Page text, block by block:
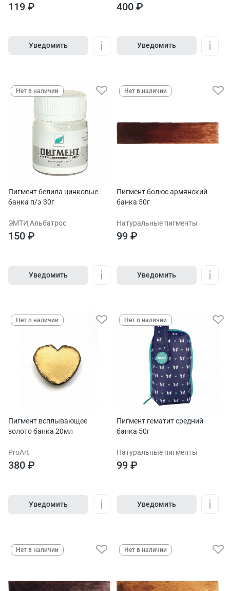
119 ₽
Уведомить
400 ₽
Уведомить
Нет в наличии
Пигмент белила цинковые
банка п/э 30г
ЭМТИ,Альбатрос
150 ₽
Уведомить
Нет в наличии
Пигмент болюс армянский
банка 50г
Натуральные пигменты
99 ₽
Уведомить
Нет в наличии
Пигмент всплывающее
золото банка 20мл
ProArt
380 ₽
Уведомить
Нет в наличии
Пигмент гематит средний
банка 50г
Натуральные пигменты
99 ₽
Уведомить
Нет в наличии Нет в наличии